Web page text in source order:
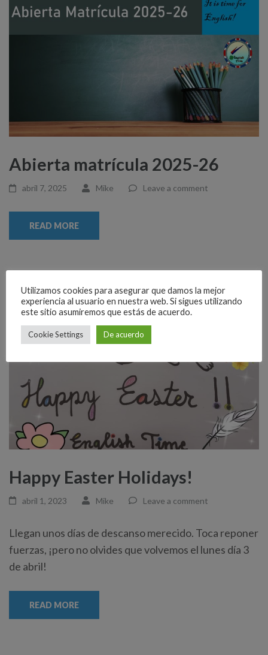
Abierta matrícula 2025-26
abril 7, 2025 Mike Leave a comment
READ MORE
Happy Easter Holidays!
abril 1, 2023 Mike Leave a comment
Llegan unos días de descanso merecido. Toca reponer
fuerzas, ¡pero no olvides que volvemos el lunes día 3
de abril!
READ MORE
Utilizamos cookies para asegurar que damos la mejor
experiencia al usuario en nuestra web. Si sigues utilizando
este sitio asumiremos que estás de acuerdo.
Cookie Settings De acuerdo